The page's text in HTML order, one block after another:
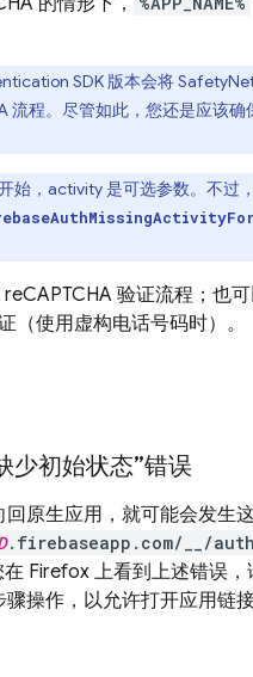
SDK 版本会将
流程。尽管如此，您还是应该
始，activity 是可选参数。不过
验证流程；也
（使用虚构电话号码时）。
少初始状态”错误
原生应用，就可能会发生
.firebaseapp.com/__/
Firefox 上看到上述错误，
骤操作，以允许打开应用链接